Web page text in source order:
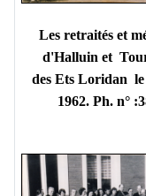
Les retraités et
d'Halluin et
des Ets Loridan le
1962. Ph. n°